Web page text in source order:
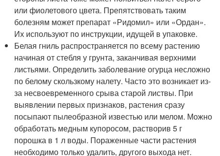
или фиолетового цвета. Препятствовать таким
болезням может препарат «Ридомил» или «Ордан».
Их используют по инструкции, идущей в упаковке.
Белая гниль распространяется по всему растению
начиная от стебля у грунта, заканчивая верхними
листьями. Определить заболевание огурца несложно
по белому скользкому налету. Часто это возникает из-
за несвоевременного срыва старой листвы. При
выявлении первых признаков, растения сразу
посыпают пылеобразной известью или мелом. Можно
обработать медным купоросом, растворив 5 г
порошка в 1 л воды. Пораженные части растения
необходимо только удалить, другого выхода нет.